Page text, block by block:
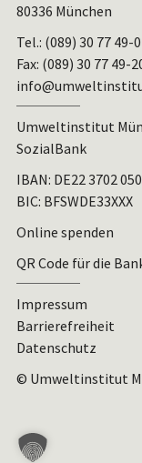
80336 München
Tel.: (089) 30 77 49-0
Fax: (089) 30 77 49-
Umweltinstitut
SozialBank
IBAN: DE22 3702
BIC: BFSWDE33XXX
Online spenden
QR Code für die
Impressum
Barrierefreiheit
Datenschutz
© Umweltinstitut